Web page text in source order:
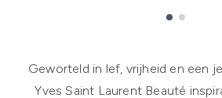
Geworteld in lef, vrijheid en een
Yves Saint Laurent Beauté